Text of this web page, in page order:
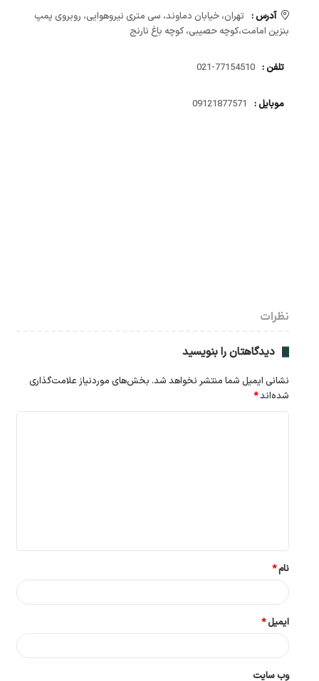
آدرس : تهران، خیابان دماوند، سی متری نیروهوایی، روبروی پمپ
بنزین امامت،کوچه حصیبی، کوچه باغ نارنج
تلفن : 77154510-021
موبایل : 09121877571
نظرات
دیدگاهتان را بنویسید
نشانی ایمیل شما منتشر نخواهد شد. بخش‌های موردنیاز علامت‌گذاری
شده‌اند*
*
نام*
ایمیل*
وب‌ سایت